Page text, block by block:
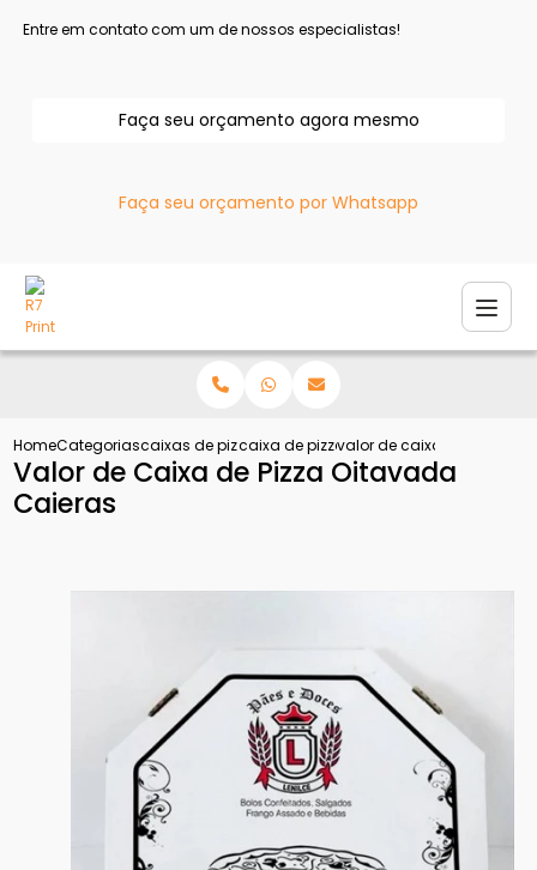
Entre em contato com um de nossos especialistas!
Faça seu orçamento agora mesmo
Faça seu orçamento por Whatsapp
HomeCategoriascaixas de pizzacaixa de pizzavalor de caixa de pizza
Valor de Caixa de Pizza Oitavada
Caieras